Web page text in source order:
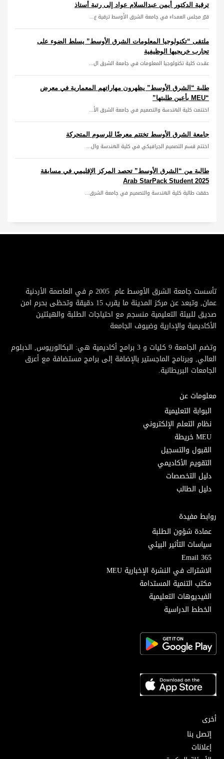
ترقية الدكتور أيمن عبدالسلام عواد إلى رتبة أستاذ
قرّر مجلس العمداء في جامعة الشرق الأوسط ترقية ع...
ملتقى “تكنولوجيا المعلومات الشرق الأوسط” يسلط الضوء على
تجارب خريجيها الوظيفية
عقدت كلية تكنولوجيا المعلومات في جامعة الشرق ال...
طلبة “الشرق الأوسط” يظهرون مهاراتهم المعمارية في معرض
“MEU بأعين طلبتها”
اختتمت كلية الهندسة والتصميم في جامعة الشرق الأ...
جامعة الشرق الأوسط تختتم معرضًا للرسوم المتحركة
اختتم قسم التصميم الجرافيكي في كلية الهندسة وال...
طالبة من “الشرق الأوسط” تحصد المركز الإقليمي في مسابقة
Arab StarPack Student 2025
حققت طالبة كلية الهندسة والتصميم في جامعة الشرق...
تأسست جامعة الشرق الأوسط عام 2005 م في العاصمة الأردنية
عمان, وتبعد عن مركز المدينة ما يقرب 15 دقيقة وتحظى بحرم امن
صديق للبيئة التعليمية منسجم مع احتياجات الطلبة والهيئتين
الأكاديمية والإدارية وضيوف الجامعة
وتضم الجامعة 9 كليات و 3 برامج أكاديمية هي: البكالوريوس, الدبلوم
العالي, وبرنامج الماجستير بالإضافة إلى برامج مستضافة مع أعرق
الجامعات البريطانية.
معلومات عن
البوابة التعليمية
نظام التعلم الإلكتروني
MEU خريطة
القبول والتسجيل
التقويم الأكاديمي
دليل التخصصات
دليل الطالب
روابط مفيدة
عمادة شؤون الطلبة
سياسات التأثير البيئي
Email 365
الاشتراك في النشرة الإخبارية MEU
مكتب التنمية المستدامة
الفيديوهات التعليمية
الخطط الدراسية
أخرى
إتصل بنا
إعلانات